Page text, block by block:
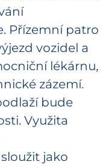
Přízemní patro
vozidel a
lékárnu,
zázemí.
bude
Využita
jako